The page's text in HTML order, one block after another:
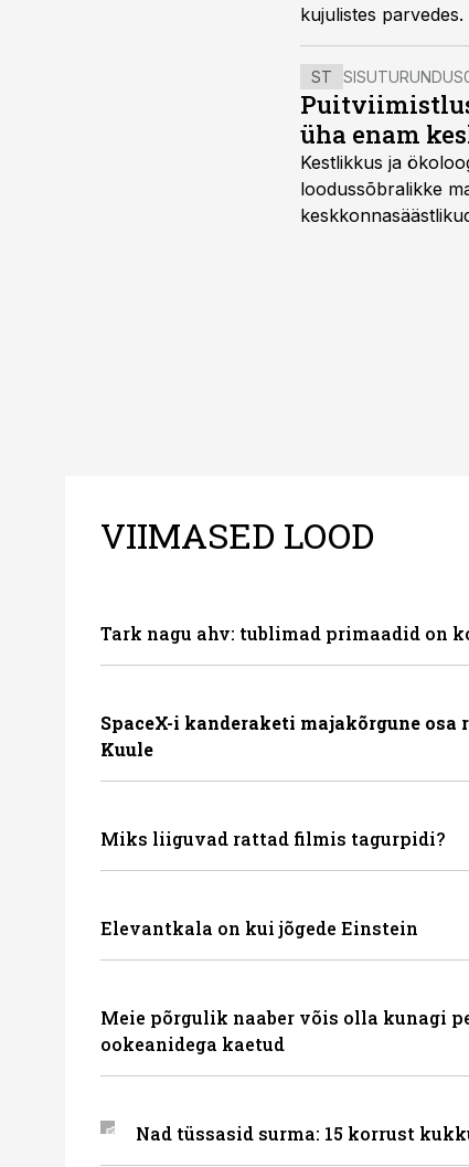
kujulistes
ST SISUTURUNDUS
üha enam
Kestlikkus ja
loodussõbralikke
VIIMASED LOOD
Tark nagu ahv: tublimad primaadid on
SpaceX-i kanderaketi majakõrgune osa
Kuule
Miks liiguvad rattad filmis tagurpidi?
Elevantkala on kui jõgede Einstein
Meie põrgulik naaber võis olla kunagi
ookeanidega kaetud
Nad tüssasid surma: 15 korrust